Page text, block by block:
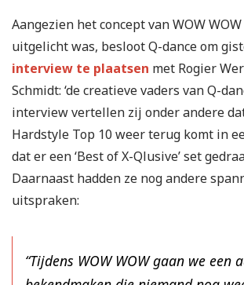
Aangezien het concept van WOW
uitgelicht was, besloot Q-dance om
interview te plaatsen met Rogier
Schmidt: ‘de creatieve vaders van Q-
interview vertellen zij onder andere
Hardstyle Top 10 weer terug komt in
dat er een ‘Best of X-Qlusive’ set
Daarnaast hadden ze nog andere
uitspraken:
“Tijdens WOW WOW gaan we een